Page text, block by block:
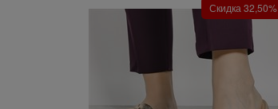
Скидка 32,50%